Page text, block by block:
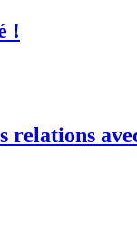
!
relations